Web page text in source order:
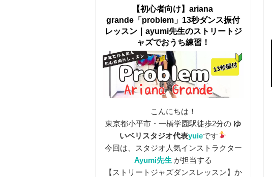
【初心者向け】ariana
grande「problem」13秒ダンス振付
レッスン｜ayumi先生のストリートジ
ャズでおうち練習！
こんにちは！
東京都小平市・一橋学園駅徒歩2分の ゆ
いベリスタジオ代表yuieです
今回は、スタジオ人気インストラクター
Ayumi先生 が担当する
【ストリートジャズダンスレッスン】か